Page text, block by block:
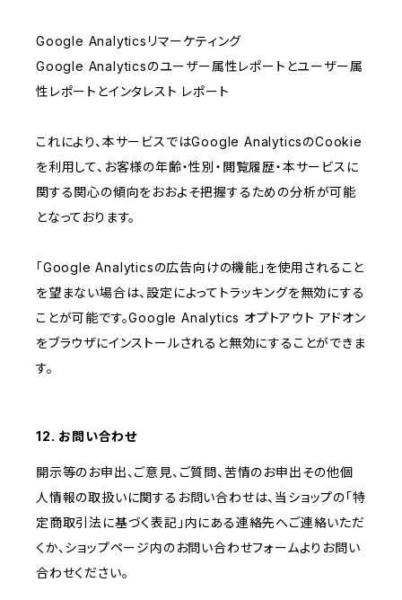
Google Analyticsリマーケティング
Google Analyticsのユーザー属性レポートとユーザー属
性レポートとインタレスト レポート
これにより、本サービスではGoogle AnalyticsのCookie
を利用して、お客様の年齢・性別・閲覧履歴・本サービスに
関する関心の傾向をおおよそ把握するための分析が可能
となっております。
「Google Analyticsの広告向けの機能」を使用されること
を望まない場合は、設定によってトラッキングを無効にする
ことが可能です。Google Analytics オプトアウト アドオン
をブラウザにインストールされると無効にすることができま
す。
12. お問い合わせ
開示等のお申出、ご意見、ご質問、苦情のお申出その他個
人情報の取扱いに関するお問い合わせは、当ショップの「特
定商取引法に基づく表記」内にある連絡先へご連絡いただ
くか、ショップページ内のお問い合わせフォームよりお問い
合わせください。